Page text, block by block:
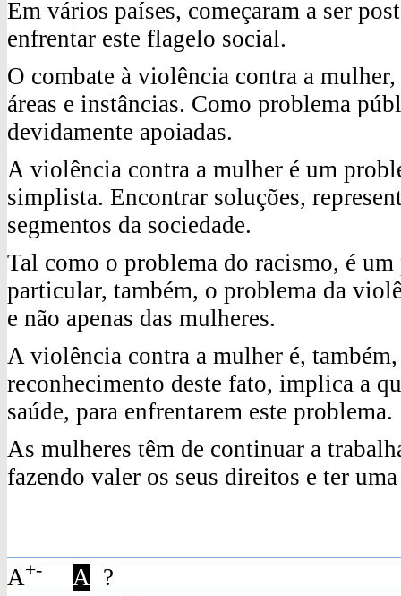
Em vários países, começaram a ser
enfrentar este flagelo social.
O combate à violência contra a
áreas e instâncias. Como problema
devidamente apoiadas.
A violência contra a mulher é um
simplista. Encontrar soluções,
segmentos da sociedade.
Tal como o problema do racismo, é
particular, também, o problema da
e não apenas das mulheres.
A violência contra a mulher é,
reconhecimento deste fato, implica a
saúde, para enfrentarem este problema.
As mulheres têm de continuar a
fazendo valer os seus direitos e ter
A+- A ?